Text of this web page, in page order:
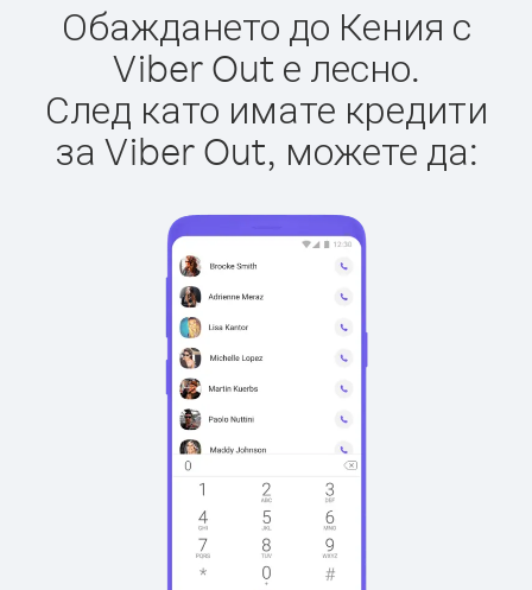
Обаждането до Кения с
Viber Out е лесно.
След като имате кредити
за Viber Out, можете да: